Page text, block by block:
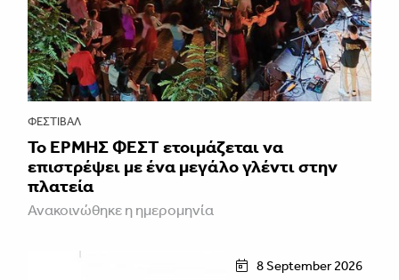
ΦΕΣΤΙΒΑΛ
Το ΕΡΜΗΣ ΦΕΣΤ ετοιμάζεται να
επιστρέψει με ένα μεγάλο γλέντι στην
πλατεία
Ανακοινώθηκε η ημερομηνία
8 September 2026